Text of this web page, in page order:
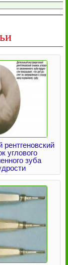
углового
зуба